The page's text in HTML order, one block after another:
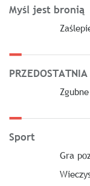
Myśl jest bronią
Sport
Gra